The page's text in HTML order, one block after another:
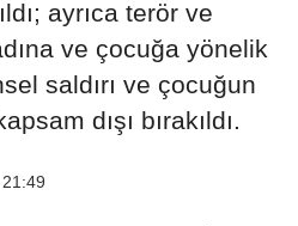
ayrıca terör ve
ve çocuğa yönelik
saldırı ve çocuğun
dışı bırakıldı.